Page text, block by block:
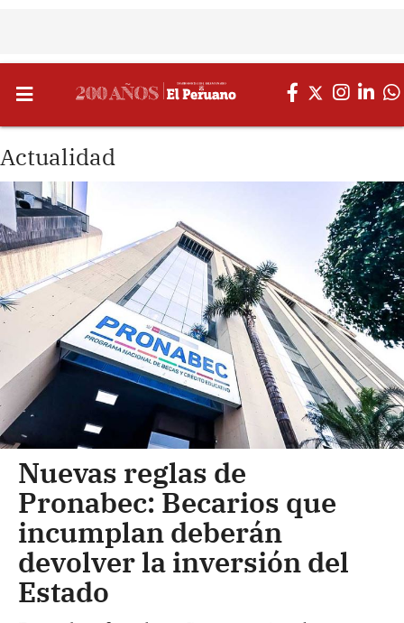
Actualidad
Nuevas reglas de
Pronabec: Becarios que
incumplan deberán
devolver la inversión del
Estado